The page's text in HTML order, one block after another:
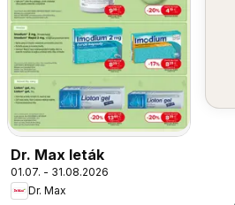
Dr. Max leták
01.07. - 31.08.2026
Dr. Max